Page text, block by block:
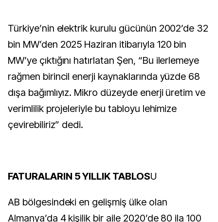
Türkiye’nin elektrik kurulu gücünün 2002’de 32
bin MW’den 2025 Haziran itibarıyla 120 bin
MW’ye çıktığını hatırlatan Şen, “Bu ilerlemeye
rağmen birincil enerji kaynaklarında yüzde 68
dışa bağımlıyız. Mikro düzeyde enerji üretim ve
verimlilik projeleriyle bu tabloyu lehimize
çevirebiliriz” dedi.
FATURALARIN 5 YILLIK TABLOSU
AB bölgesindeki en gelişmiş ülke olan
Almanya’da 4 kişilik bir aile 2020’de 80 ila 100